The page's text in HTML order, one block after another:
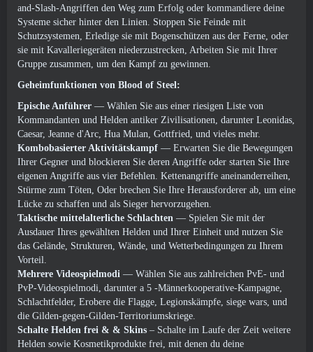
and-Slash-Angriffen den Weg zum Erfolg oder kommandiere deine
Systeme sicher hinter den Linien. Stoppen Sie Feinde mit
Schutzsystemen, Erledige sie mit Bogenschützen aus der Ferne, oder
sie mit Kavalleriegeräten niederzustrecken, Arbeiten Sie mit Ihrer
Gruppe zusammen, um den Kampf zu gewinnen.
Geheimfunktionen von Blood of Steel:
Epische Anführer — Wählen Sie aus einer riesigen Liste von
Kommandanten und Helden antiker Zivilisationen, darunter Leonidas,
Caesar, Jeanne d'Arc, Hua Mulan, Gottfried, und vieles mehr.
Kombobasierter Aktivitätskampf — Erwarten Sie die Bewegungen
Ihrer Gegner und blockieren Sie deren Angriffe oder starten Sie Ihre
eigenen Angriffe aus vier Befehlen. Kettenangriffe aneinanderreihen,
Stürme zum Töten, Oder brechen Sie Ihre Herausforderer ab, um eine
Lücke zu schaffen und als Sieger hervorzugehen.
Taktische mittelalterliche Schlachten — Spielen Sie mit der
Ausdauer Ihres gewählten Helden und Ihrer Einheit und nutzen Sie
das Gelände, Strukturen, Wände, und Wetterbedingungen zu Ihrem
Vorteil.
Mehrere Videospielmodi — Wählen Sie aus zahlreichen PvE- und
PvP-Videospielmodi, darunter a 5 -Männerkooperative-Kampagne,
Schlachtfelder, Erobere die Flagge, Legionskämpfe, siege wars, und
die Gilden-gegen-Gilden-Territoriumskriege.
Schalte Helden frei & & Skins – Schalte im Laufe der Zeit weitere
Helden sowie Kosmetikprodukte frei, mit denen du deine